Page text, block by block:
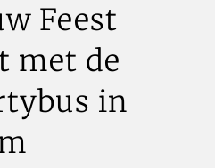
Feest
met de
in